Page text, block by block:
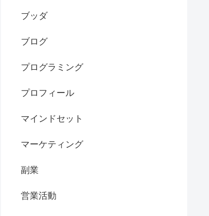
ブッダ
ブログ
プログラミング
プロフィール
マインドセット
マーケティング
副業
営業活動